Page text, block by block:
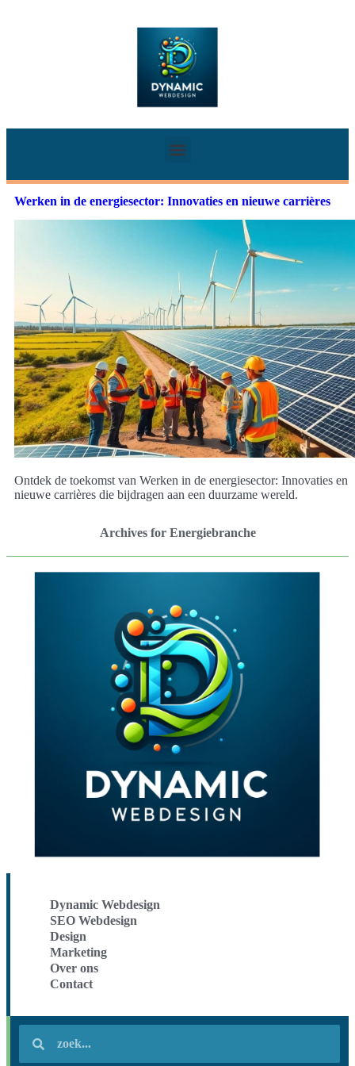
Werken in de energiesector: Innovaties en nieuwe carrières
Ontdek de toekomst van Werken in de energiesector: Innovaties en
nieuwe carrières die bijdragen aan een duurzame wereld.
Archives for Energiebranche
Dynamic Webdesign
SEO Webdesign
Design
Marketing
Over ons
Contact